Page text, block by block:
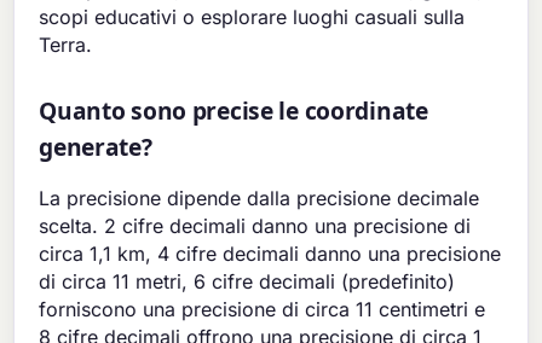
scopi educativi o esplorare luoghi casuali sulla
Terra.
Quanto sono precise le coordinate
generate?
La precisione dipende dalla precisione decimale
scelta. 2 cifre decimali danno una precisione di
circa 1,1 km, 4 cifre decimali danno una precisione
di circa 11 metri, 6 cifre decimali (predefinito)
forniscono una precisione di circa 11 centimetri e
8 cifre decimali offrono una precisione di circa 1